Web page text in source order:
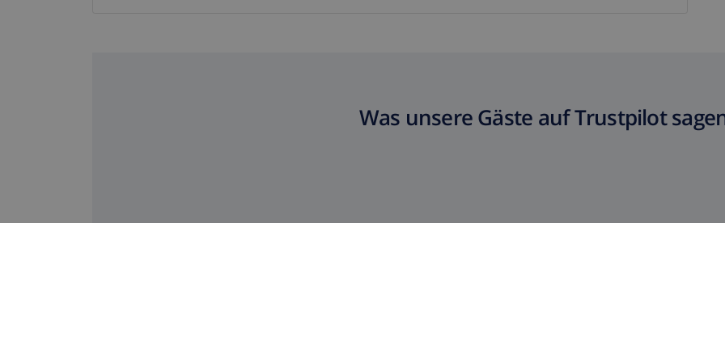
Was unsere Gäste auf Trustpilot